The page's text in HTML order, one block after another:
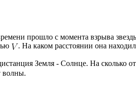
прошло с момента взрыва
. На каком расстоянии она
Земля - Солнце. На сколько
волны.